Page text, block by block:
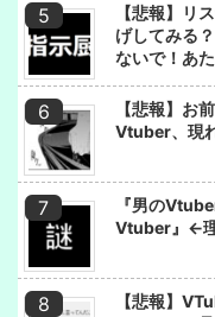
【悲報】リ
げしてみる
ないで！あ
【悲報】お
Vtuber、現
『男の
Vtuber』←
【悲報】